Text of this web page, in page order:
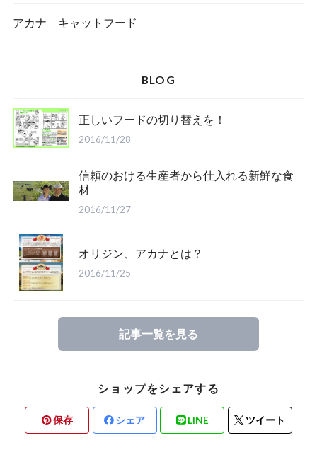
アカナ キャットフード
BLOG
正しいフードの切り替えを！
2016/11/28
信頼のおける生産者から仕入れる新鮮な食
材
2016/11/27
オリジン、アカナとは？
2016/11/25
記事一覧を見る
ショップをシェアする
保存 シェア LINE ツイート